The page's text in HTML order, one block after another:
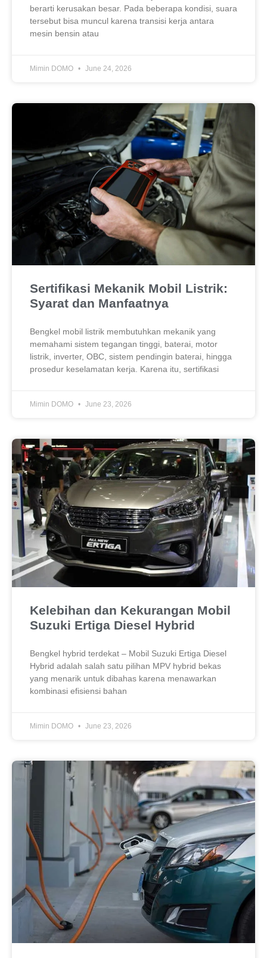
berarti kerusakan besar. Pada beberapa kondisi, suara
tersebut bisa muncul karena transisi kerja antara
mesin bensin atau
Mimin DOMO June 24, 2026
Sertifikasi Mekanik Mobil Listrik:
Syarat dan Manfaatnya
Bengkel mobil listrik membutuhkan mekanik yang
memahami sistem tegangan tinggi, baterai, motor
listrik, inverter, OBC, sistem pendingin baterai, hingga
prosedur keselamatan kerja. Karena itu, sertifikasi
Mimin DOMO June 23, 2026
Kelebihan dan Kekurangan Mobil
Suzuki Ertiga Diesel Hybrid
Bengkel hybrid terdekat – Mobil Suzuki Ertiga Diesel
Hybrid adalah salah satu pilihan MPV hybrid bekas
yang menarik untuk dibahas karena menawarkan
kombinasi efisiensi bahan
Mimin DOMO June 23, 2026